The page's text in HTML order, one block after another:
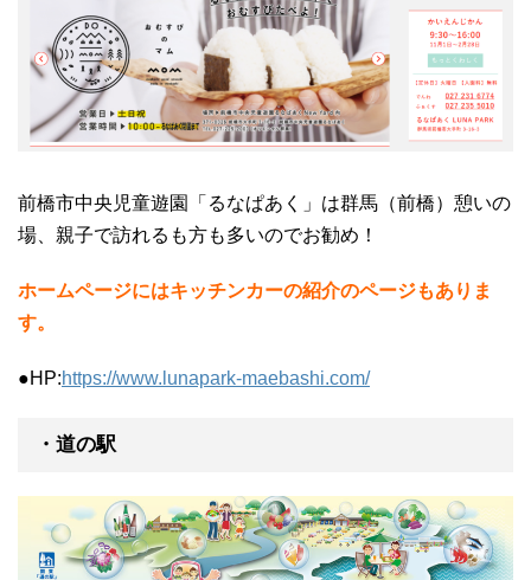
前橋市中央児童遊園「るなぱあく」は群馬（前橋）憩いの
場、親子で訪れるも方も多いのでお勧め！
ホームページにはキッチンカーの紹介のページもありま
す。
●HP:https://www.lunapark-maebashi.com/
・道の駅